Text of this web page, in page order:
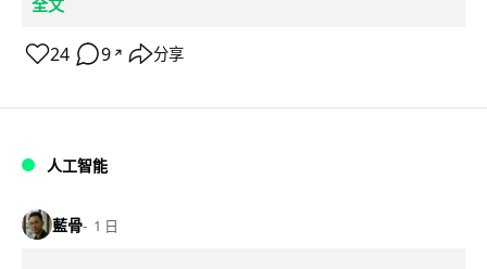
全文
24 9 ↗ 分享
人工智能
藍骨 1 日